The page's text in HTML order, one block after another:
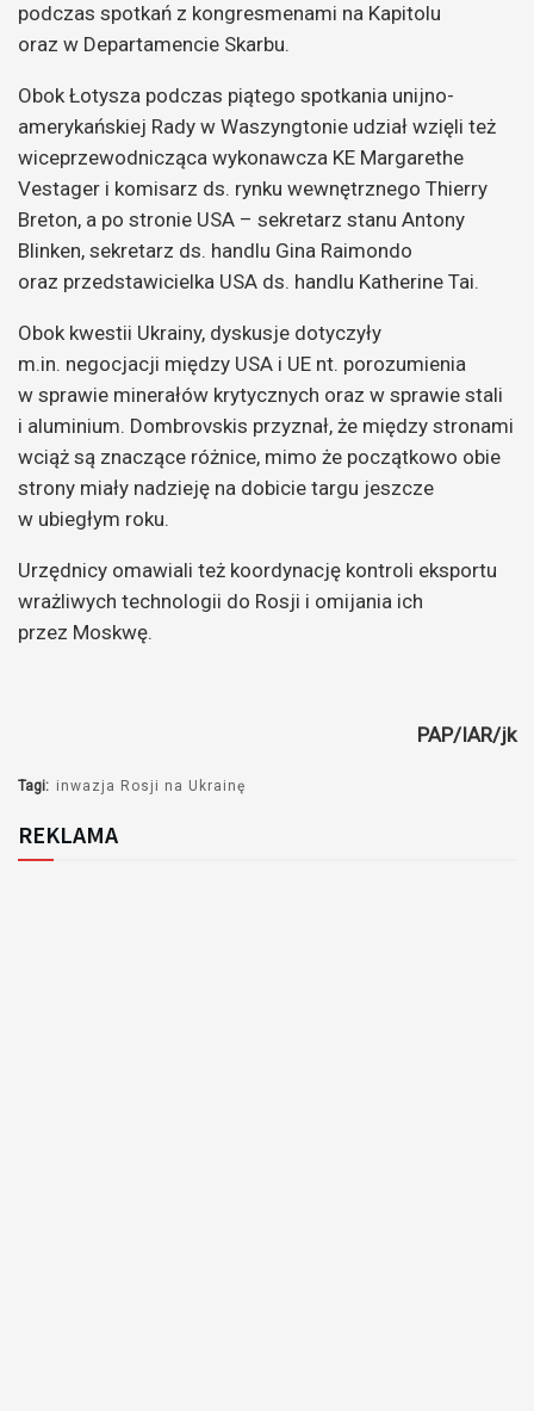
podczas spotkań z kongresmenami na Kapitolu
oraz w Departamencie Skarbu.
Obok Łotysza podczas piątego spotkania unijno-
amerykańskiej Rady w Waszyngtonie udział wzięli też
wiceprzewodnicząca wykonawcza KE Margarethe
Vestager i komisarz ds. rynku wewnętrznego Thierry
Breton, a po stronie USA – sekretarz stanu Antony
Blinken, sekretarz ds. handlu Gina Raimondo
oraz przedstawicielka USA ds. handlu Katherine Tai.
Obok kwestii Ukrainy, dyskusje dotyczyły
m.in. negocjacji między USA i UE nt. porozumienia
w sprawie minerałów krytycznych oraz w sprawie stali
i aluminium. Dombrovskis przyznał, że między stronami
wciąż są znaczące różnice, mimo że początkowo obie
strony miały nadzieję na dobicie targu jeszcze
w ubiegłym roku.
Urzędnicy omawiali też koordynację kontroli eksportu
wrażliwych technologii do Rosji i omijania ich
przez Moskwę.
PAP/IAR/jk
Tagi: inwazja Rosji na Ukrainę
REKLAMA